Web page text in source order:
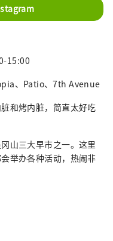
15:00
、Patio、7th Avenue
和烤内脏，简直太好吃
山三大早市之一。这里
举办各种活动，热闹非